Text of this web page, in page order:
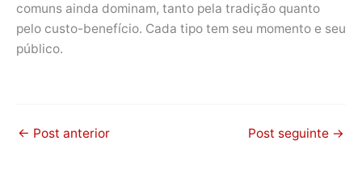
comuns ainda dominam, tanto pela tradição quanto
pelo custo-benefício. Cada tipo tem seu momento e seu
público.
← Post anterior Post seguinte →